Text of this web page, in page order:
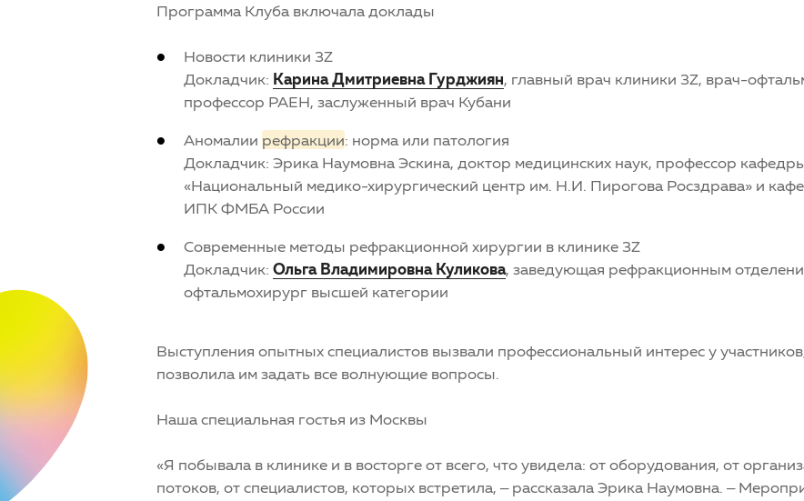
Программа Клуба включала доклады
Новости клиники 3Z
Докладчик: Карина Дмитриевна Гурджиян, главный врач клиники 3Z, врач-
профессор РАЕН, заслуженный врач Кубани
Аномалии рефракции: норма или патология
Докладчик: Эрика Наумовна Эскина, доктор медицинских наук, профессор
«Национальный медико-хирургический центр им. Н.И. Пирогова Росздрава» и
ИПК ФМБА России
Современные методы рефракционной хирургии в клинике 3Z
Докладчик: Ольга Владимировна Куликова, заведующая рефракционным
офтальмохирург высшей категории
Выступления опытных специалистов вызвали профессиональный интерес у
позволила им задать все волнующие вопросы.
Наша специальная гостья из Москвы
«Я побывала в клинике и в восторге от всего, что увидела: от оборудования, от
потоков, от специалистов, которых встретила, – рассказала Эрика Наумовна. –